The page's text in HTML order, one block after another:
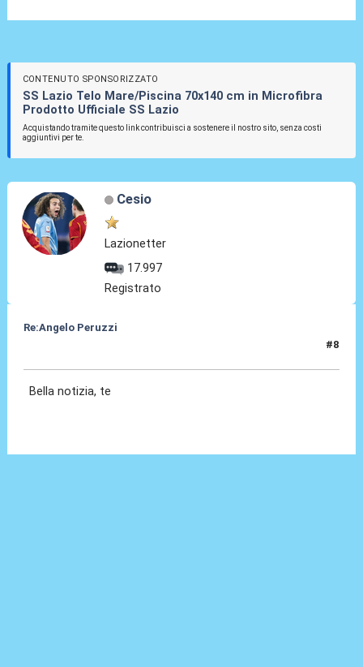
CONTENUTO SPONSORIZZATO
SS Lazio Telo Mare/Piscina 70x140 cm in Microfibra
Prodotto Ufficiale SS Lazio
Acquistando tramite questo link contribuisci a sostenere il nostro sito, senza costi
aggiuntivi per te.
Cesio
Lazionetter
17.997
Registrato
Re:Angelo Peruzzi
#8
Bella notizia, te